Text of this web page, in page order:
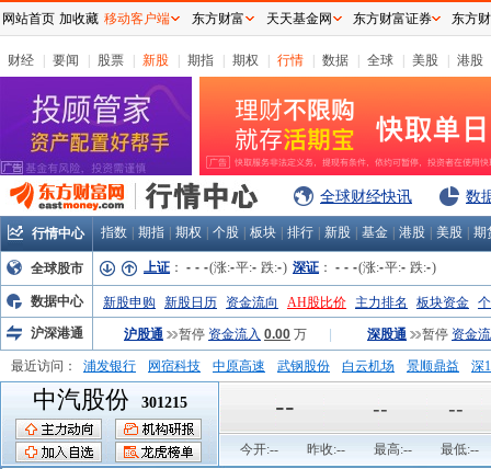
财经 要闻 股票 新股 期指 期权 行情 数据 全球 美股 港股
全球财经快讯 数
行情中心 指数 期指 期权 个股 板块 排行 新股 基金 港股 美股 期
全球股市 上证 ： - - -(涨:-平:- 跌:-) 深证 ： - - -(涨:-平:- 跌:-)
数据中心 新股申购 新股日历 资金流向 AH股比价 主力排名 板块资金
沪深港通
沪股通 暂停 资金流入 0.00 万 深股通 暂停 资金
最近访问： 浦发银行 网宿科技 中原高速 武钢股份 白云机场 景顺鼎益
深
弘业股份
富临运业
中汽股份 301215 -- -- --
今开:-- 昨收:-- 最高:-- 最低:--
网站首页 加收藏 移动客户端 东方财富 天天基金网 东方财富证券 东方